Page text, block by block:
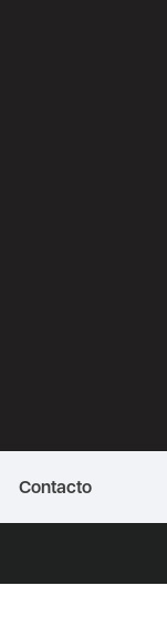
Contacto